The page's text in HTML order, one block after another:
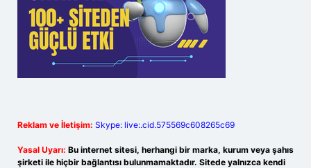
Reklam ve İletişim: Skype: live:.cid.575569c608265c69
Yasal Uyarı: Bu internet sitesi, herhangi bir marka, kurum veya şahıs
şirketi ile hiçbir bağlantısı bulunmamaktadır. Sitede yalnızca kendi